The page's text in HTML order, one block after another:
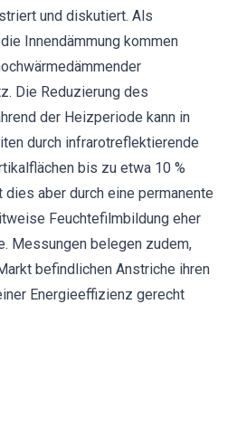
und diskutiert. Als
Innendämmung kommen
Die Reduzierung des
der Heizperiode kann in
durch infrarotreflektierende
bis zu etwa 10 %
aber durch eine permanente
Feuchtefilmbildung eher
Messungen belegen zudem,
befindlichen Anstriche ihren
Energieeffizienz gerecht